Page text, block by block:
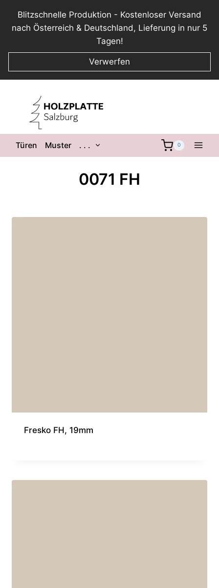
Blitzschnelle Produktion - Kostenloser Versand
nach Österreich & Deutschland, Lieferung in nur 5
Tagen!
Verwerfen
springen
Türen Muster . . . 0
0071 FH
Fresko FH, 19mm